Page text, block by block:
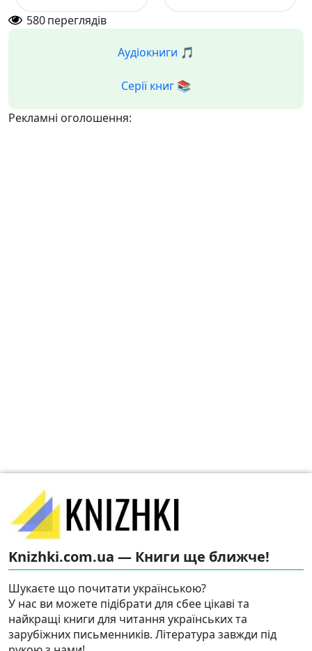
580переглядів
Аудіокниги 🎵
Серії книг 📚
Рекламні оголошення:
Knizhki.com.ua — Книги ще ближче!
Шукаєте що почитати українською?
У нас ви можете підібрати для сбее цікаві та
найкращі книги для читання українських та
зарубіжних письменників. Література завжди під